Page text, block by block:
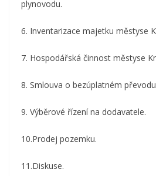
plynovodu.
6. Inventarizace majetku městyse
7. Hospodářská činnost městyse
8. Smlouva o bezúplatném
9. Výběrové řízení na dodavatele.
10.Prodej pozemku.
11.Diskuse.